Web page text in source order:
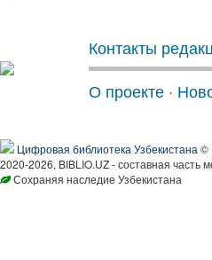
Контакты
О проекте ·
Цифровая библиотека Узбекистана ©
2020-2026, BIBLIO.UZ - составная
Сохраняя наследие Узбекистана